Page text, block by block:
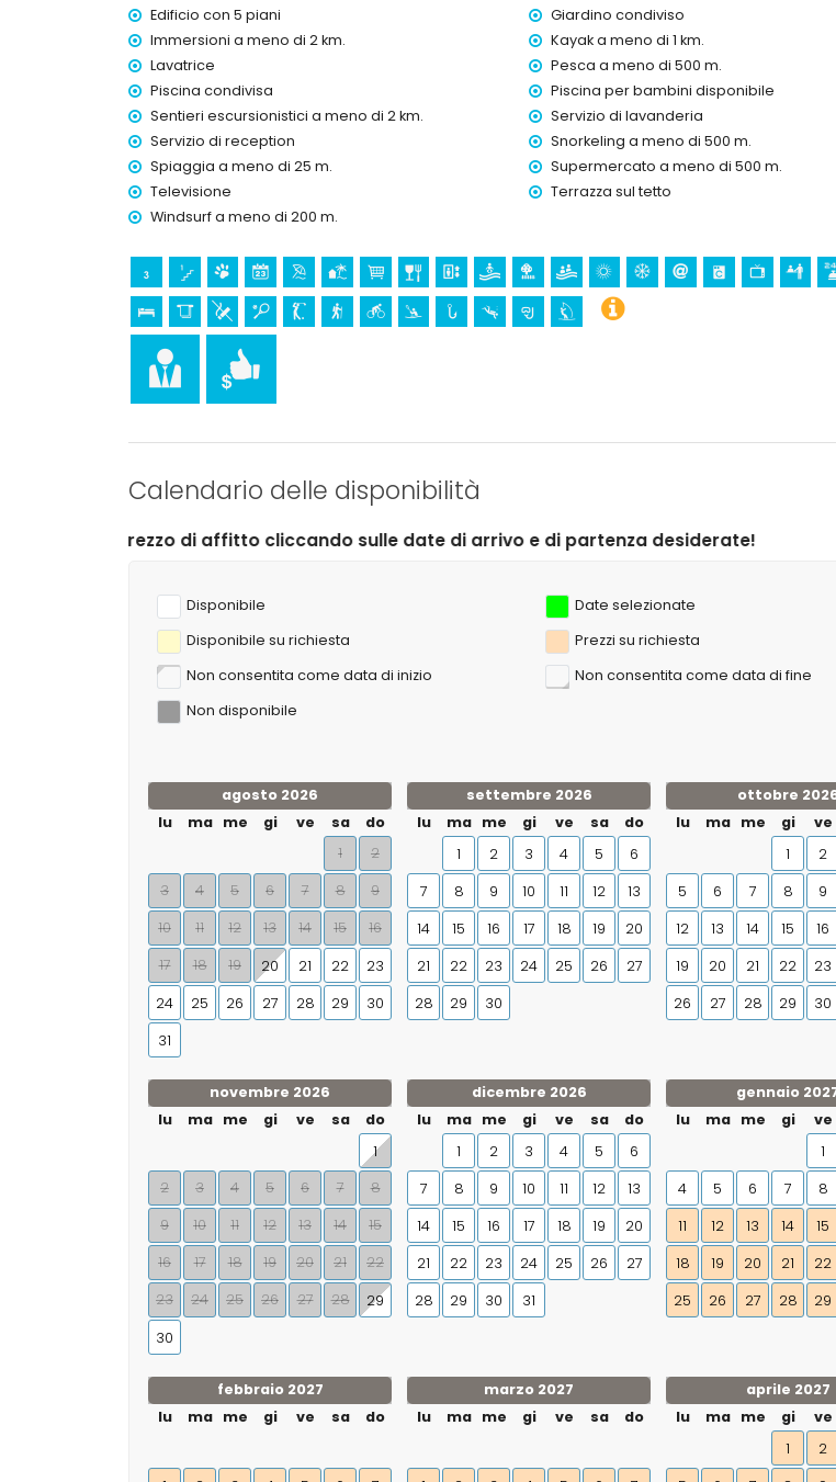
lungomare (Paseo Marítimo Altea) (a meno di 1000 metri dalla casa)
discoteca, locale notturno e bar (a meno di 5 chilometri dalla casa)
parco divertimenti (Terra Mitica), parco a tema (Terra Mitica), zoo (Terra Natura), parco
Natura) e parco acquatico (Aqualandia) (a meno di 10 chilometri dalla casa)
Attrazioni e cultura ad Altea, Costa Blanca
luogo storico (Casco Antiguo Altea) (a meno di 5 chilometri dall'alloggio)
museo (Museo de Chocolate) (a meno di 25 chilometri dall'alloggio)
Sport
tennis, golf (Altea Sierra Golf), escursionismo e immersioni (a meno di 5 chilometri
equitazione (a meno di 10 chilometri dall'appartamento)
Edificio con 5 piani
Giardino condiviso
Immersioni a meno di 2 km.
Kayak a meno di 1 km.
Lavatrice
Pesca a meno di 500 m.
Piscina condivisa
Piscina per bambini disponibile
Sentieri escursionistici a meno di 2 km.
Servizio di lavanderia
Servizio di reception
Snorkeling a meno di 500 m.
Spiaggia a meno di 25 m.
Supermercato a meno di 500 m.
Televisione
Terrazza sul tetto
Windsurf a meno di 200 m.
Calendario delle disponibilità
cliccando sulle date di arrivo e di partenza desiderate!
Disponibile
Date selezionate
Disponibile su richiesta
Prezzi su richiesta
Non consentita come data di inizio
Non consentita come data di fine
Non disponibile
agosto 2026
lu
ma me gi ve sa
do
1
2
3
4 5 6 7 8
9
10
11 12 13 14 15
16
17
18 19 20 21 22
23
24
25 26 27 28 29
30
31
settembre 2026
lu
ma me gi ve sa
do
1
2 3 4 5
6
7
8 9 10 11 12
13
14
15 16 17 18 19
20
21
22 23 24 25 26
27
28
29 30
ottobre
lu
ma me gi ve
1
2
5
6 7 8 9
12
13 14 15 16
19
20 21 22 23
26
27 28 29 30
novembre 2026
lu
ma me gi ve sa
do
1
2
3 4 5 6 7
8
9
10 11 12 13 14
15
16
17 18 19 20 21
22
23
24 25 26 27 28
29
30
dicembre 2026
lu
ma me gi ve sa
do
1
2 3 4 5
6
7
8 9 10 11 12
13
14
15 16 17 18 19
20
21
22 23 24 25 26
27
28
29 30 31
gennaio
lu
ma me gi ve
1
4
5 6 7 8
11
12 13 14 15
18
19 20 21 22
25
26 27 28 29
febbraio 2027
lu
ma me gi ve sa do
marzo 2027
lu
ma me gi ve sa do
aprile 2027
lu
ma me gi ve
1
2